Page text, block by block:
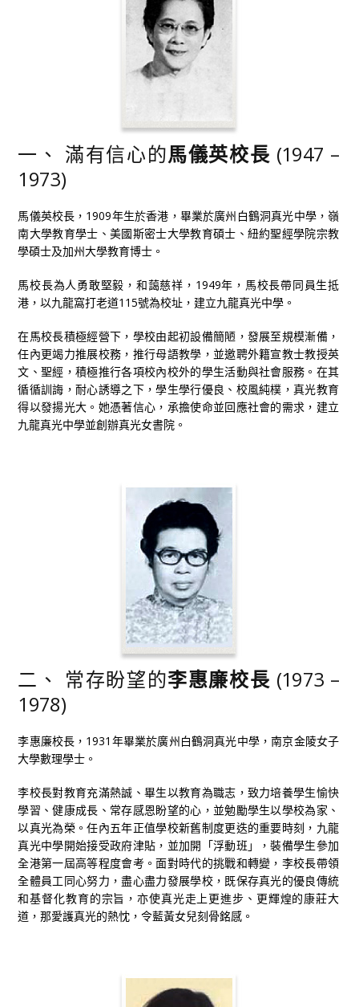
一、 滿有信心的馬儀英校長 (1947 –
1973)
馬儀英校長，1909年生於香港，畢業於廣州白鶴洞真光中學，嶺
南大學教育學士、美國斯密士大學教育碩士、紐約聖經學院宗教
學碩士及加州大學教育博士。
馬校長為人勇敢堅毅，和藹慈祥，1949年，馬校長帶同員生抵
港，以九龍窩打老道115號為校址，建立九龍真光中學。
在馬校長積極經營下，學校由起初設備簡陋，發展至規模漸備，
任內更竭力推展校務，推行母語教學，並邀聘外籍宣教士教授英
文、聖經，積極推行各項校內校外的學生活動與社會服務。在其
循循訓誨，耐心誘導之下，學生學行優良、校風純樸，真光教育
得以發揚光大。她憑著信心，承擔使命並回應社會的需求，建立
九龍真光中學並創辦真光女書院。
二、 常存盼望的李惠廉校長 (1973 –
1978)
李惠廉校長，1931年畢業於廣州白鶴洞真光中學，南京金陵女子
大學數理學士。
李校長對教育充滿熱誠、畢生以教育為職志，致力培養學生愉快
學習、健康成長、常存感恩盼望的心，並勉勵學生以學校為家、
以真光為榮。任內五年正值學校新舊制度更迭的重要時刻，九龍
真光中學開始接受政府津貼，並加開「浮動班」，裝備學生參加
全港第一屆高等程度會考。面對時代的挑戰和轉變，李校長帶領
全體員工同心努力，盡心盡力發展學校，既保存真光的優良傳統
和基督化教育的宗旨，亦使真光走上更進步、更輝煌的康莊大
道，那愛護真光的熱忱，令藍黃女兒刻骨銘感。